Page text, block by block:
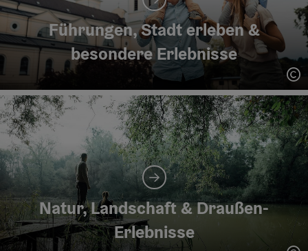
Führungen, Stadt erleben &
besondere Erlebnisse
Natur, Landschaft & Draußen-
Erlebnisse